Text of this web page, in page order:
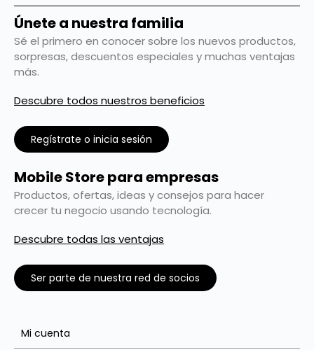
Únete a nuestra familia
Sé el primero en conocer sobre los nuevos productos,
sorpresas, descuentos especiales y muchas ventajas
más.
Descubre todos nuestros beneficios
Regístrate o inicia sesión
Mobile Store para empresas
Productos, ofertas, ideas y consejos para hacer
crecer tu negocio usando tecnología.
Descubre todas las ventajas
Ser parte de nuestra red de socios
Mi cuenta